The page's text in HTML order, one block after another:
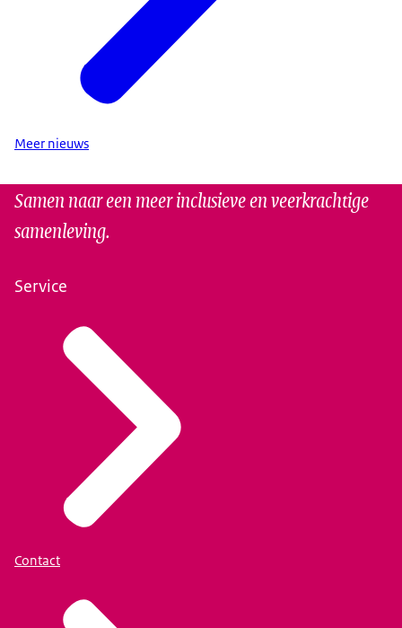
Meer nieuws
Samen naar een meer inclusieve en veerkrachtige
samenleving.
Service
Contact